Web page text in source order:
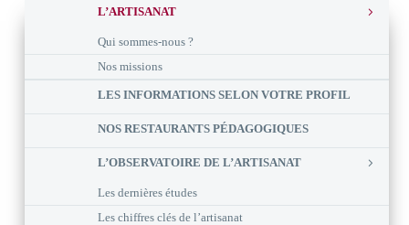
L’ARTISANAT
Qui sommes-nous ?
Nos missions
LES INFORMATIONS SELON VOTRE PROFIL
NOS RESTAURANTS PÉDAGOGIQUES
L’OBSERVATOIRE DE L’ARTISANAT
Les dernières études
Les chiffres clés de l’artisanat